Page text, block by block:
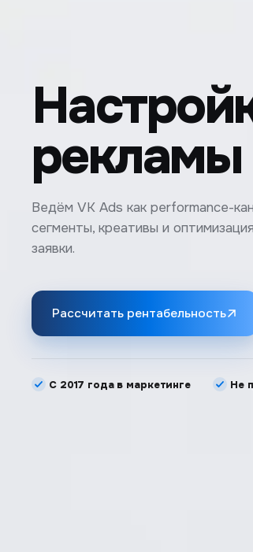
рекламы
Ведём VK Ads как performance-
сегменты, креативы и
заявки.
Рассчитать рентабельность
С 2017 года в маркетинге Не